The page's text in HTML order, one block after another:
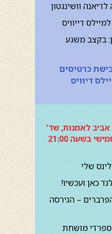
כרטיסים
דיוויס
אביב לאמנות, שד'
הפרברים – הגירסה